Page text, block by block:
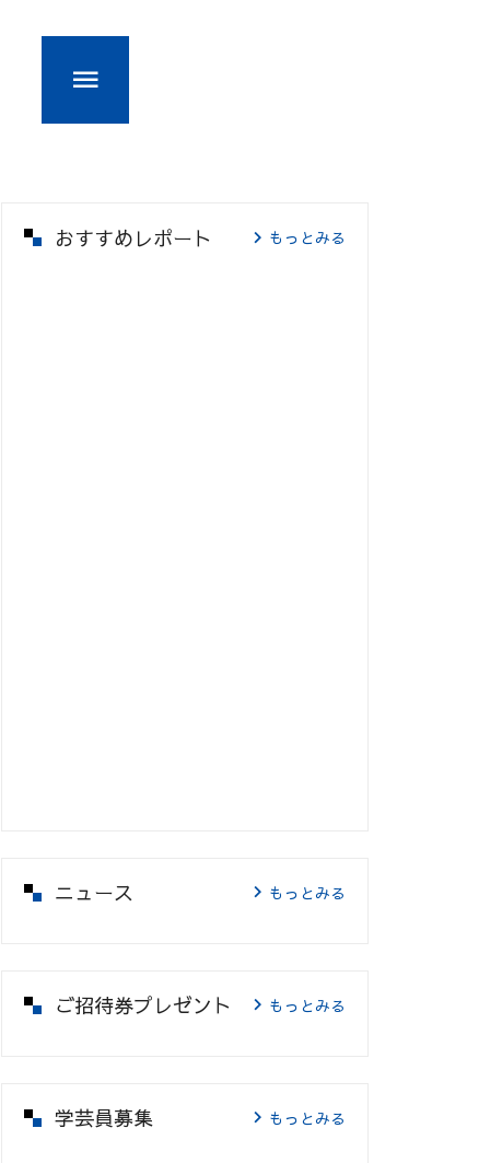
おすすめレポート もっとみる
ニュース もっとみる
ご招待券プレゼント もっとみる
学芸員募集 もっとみる